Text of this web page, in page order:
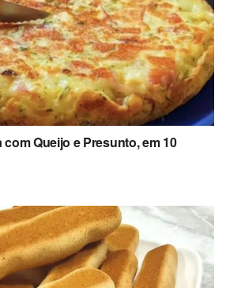
Queijo e Presunto, em 10